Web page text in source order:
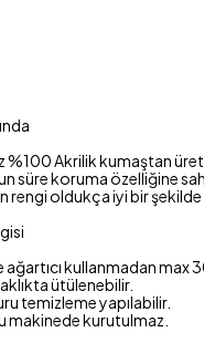
%100 Akrilik kumaştan
süre koruma özelliğine
rengi oldukça iyi bir
ağartıcı kullanmadan max
ütülenebilir.
temizleme yapılabilir.
makinede kurutulmaz.